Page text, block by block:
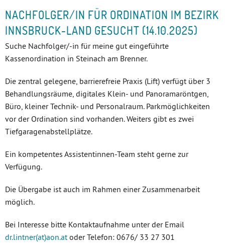
NACHFOLGER/IN FÜR ORDINATION IM BEZIRK
INNSBRUCK-LAND GESUCHT (14.10.2025)
Suche Nachfolger/-in für meine gut eingeführte
Kassenordination in Steinach am Brenner.
Die zentral gelegene, barrierefreie Praxis (Lift) verfügt über 3
Behandlungsräume, digitales Klein- und Panoramaröntgen,
Büro, kleiner Technik- und Personalraum. Parkmöglichkeiten
vor der Ordination sind vorhanden. Weiters gibt es zwei
Tiefgaragenabstellplätze.
Ein kompetentes Assistentinnen-Team steht gerne zur
Verfügung.
Die Übergabe ist auch im Rahmen einer Zusammenarbeit
möglich.
Bei Interesse bitte Kontaktaufnahme unter der Email
dr.lintner(at)aon.at oder Telefon: 0676/ 33 27 301